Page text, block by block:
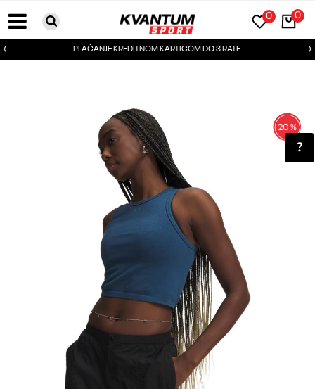
0
0
PLAĆANJE KREDITNOM KARTICOM DO 3 RATE
20%